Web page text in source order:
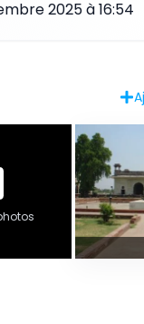
2025 à 16:54